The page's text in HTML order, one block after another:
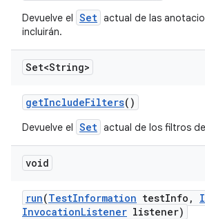
Devuelve el Set actual de las
incluirán.
Set<String>
getIncludeFilters()
Devuelve el Set actual de los filtros
void
run(TestInformation testInfo ,
InvocationListener listener)